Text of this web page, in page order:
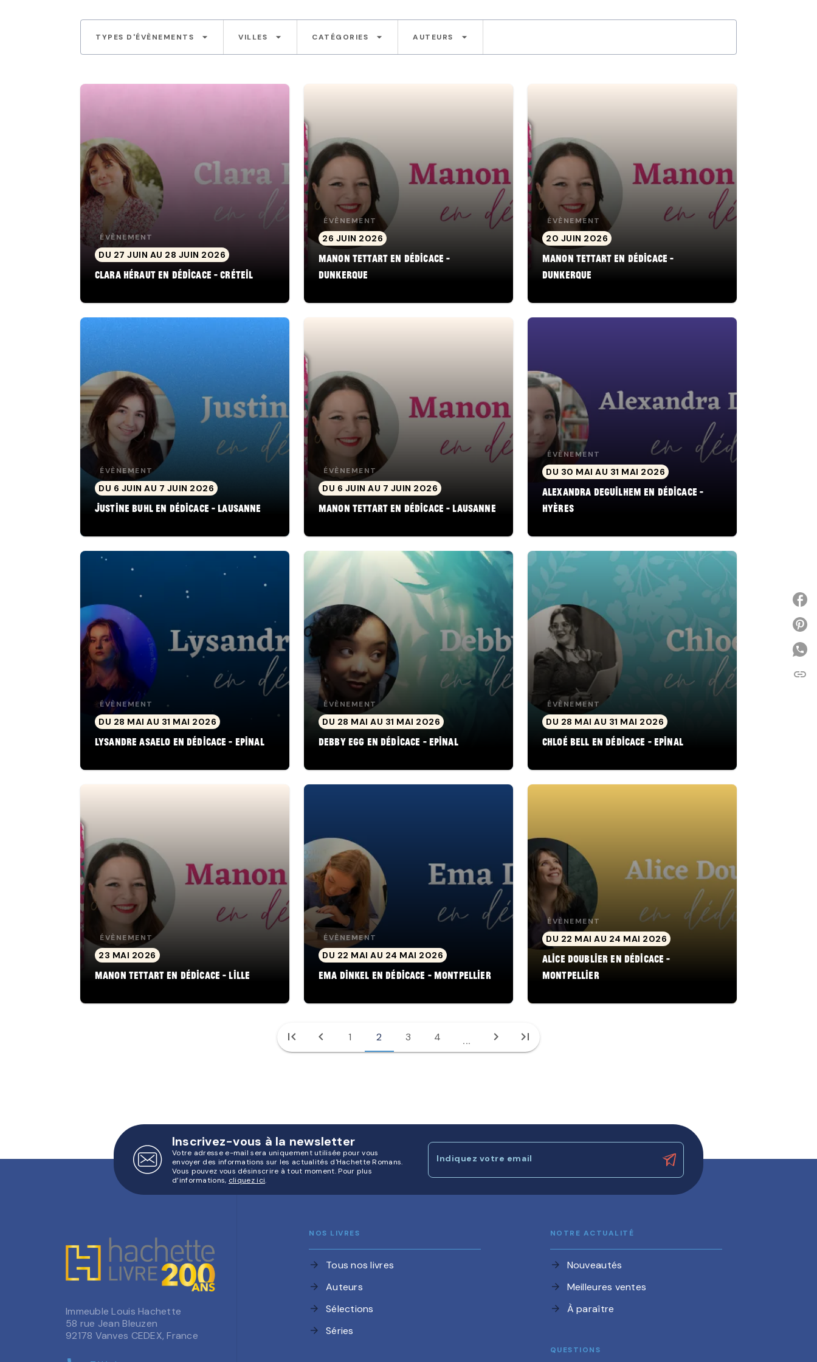
TYPES D'ÉVÈNEMENTS arrow_drop_down VILLES arrow_drop_down CATÉGORIES arrow_drop_down AUTEURS arrow_drop_down
ÉVÈNEMENT
DU 27 JUIN AU 28 JUIN 2026
Clara Héraut en dédicace - Créteil
ÉVÈNEMENT
26 JUIN 2026
Manon Tettart en dédicace -
Dunkerque
ÉVÈNEMENT
20 JUIN 2026
Manon Tettart en dédicace -
Dunkerque
ÉVÈNEMENT
DU 6 JUIN AU 7 JUIN 2026
Justine Buhl en dédicace - Lausanne
ÉVÈNEMENT
DU 6 JUIN AU 7 JUIN 2026
Manon Tettart en dédicace - Lausanne
ÉVÈNEMENT
DU 30 MAI AU 31 MAI 2026
Alexandra Deguilhem en dédicace -
Hyères
ÉVÈNEMENT
DU 28 MAI AU 31 MAI 2026
Lysandre Asaelo en dédicace - Epinal
ÉVÈNEMENT
DU 28 MAI AU 31 MAI 2026
Debby Egg en dédicace - Epinal
ÉVÈNEMENT
DU 28 MAI AU 31 MAI 2026
Chloé Bell en dédicace - Epinal
ÉVÈNEMENT
23 MAI 2026
Manon Tettart en dédicace - Lille
ÉVÈNEMENT
DU 22 MAI AU 24 MAI 2026
Ema Dinkel en dédicace - Montpellier
ÉVÈNEMENT
DU 22 MAI AU 24 MAI 2026
Alice Doublier en dédicace -
Montpellier
first_page chevron_left 1 2 3 4 ... chevron_right last_page
link
Inscrivez-vous à la newsletter
Votre adresse e-mail sera uniquement utilisée pour vous
envoyer des informations sur les actualités d'Hachette Romans.
Vous pouvez vous désinscrire à tout moment. Pour plus
d’informations, cliquez ici.
Indiquez votre email
Immeuble Louis Hachette
58 rue Jean Bleuzen
92178 Vanves CEDEX, France
NOS LIVRES
arrow_forward Tous nos livres
arrow_forward Auteurs
arrow_forward Sélections
arrow_forward Séries
NOTRE ACTUALITÉ
arrow_forward Nouveautés
arrow_forward Meilleures ventes
arrow_forward À paraître
QUESTIONS